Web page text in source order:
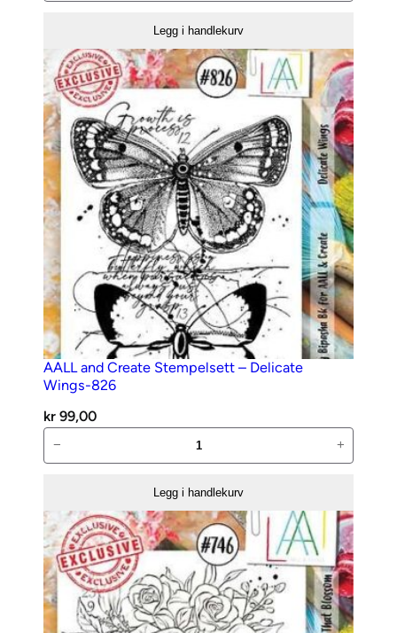
–
773
antall
Legg i handlekurv
AALL and Create Stempelsett – Delicate
Wings-826
kr 99,00
and
–
Delicate
Wings-
826
antall
− +
Legg i handlekurv